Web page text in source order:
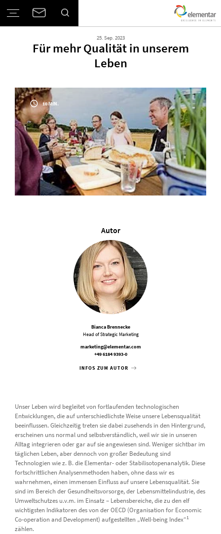
25. Sep. 2023
Für mehr Qualität in unserem
Leben
10 MIN.
Autor
Bianca Brennecke
Head of Strategic Marketing
marketing@elementar.com
+49 6184 9393-0
INFOS ZUM AUTOR
Unser Leben wird begleitet von fortlaufenden technologischen
Entwicklungen, die auf unterschiedlichste Weise unsere Lebensqualität
beeinflussen. Gleichzeitig treten sie dabei zusehends in den Hintergrund,
erscheinen uns normal und selbstverständlich, weil wir sie in unseren
Alltag integrieren oder gar auf sie angewiesen sind. Weniger sichtbar im
täglichen Leben, aber dennoch von großer Bedeutung sind
Technologien wie z. B. die Elementar- oder Stabilisotopenanalytik. Diese
fortschrittlichen Analysenmethoden haben, ohne dass wir es
wahrnehmen, einen immensen Einfluss auf unsere Lebensqualität. Sie
sind im Bereich der Gesundheitsvorsorge, der Lebensmittelindustrie, des
Umweltschutzes u.v.m. im Einsatz – Lebensbereiche, die zu den elf
wichtigsten Indikatoren des von der OECD (Organisation for Economic
Co-operation and Development) aufgestellten „Well-being Index“1
zählen.